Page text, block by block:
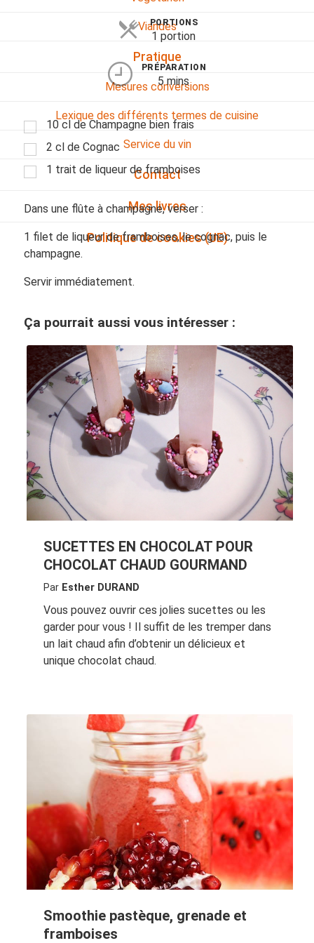
Viandes
Pratique
Mesures conversions
Lexique des différents termes de cuisine
Service du vin
Contact
Mes livres
Politique de cookies (UE)
PORTIONS
1 portion
PRÉPARATION
5 mins
10 cl de Champagne bien frais
2 cl de Cognac
1 trait de liqueur de framboises
Dans une flûte à champagne, verser :
1 filet de liqueur de framboises, le cognac, puis le
champagne.
Servir immédiatement.
Ça pourrait aussi vous intéresser :
SUCETTES EN CHOCOLAT POUR
CHOCOLAT CHAUD GOURMAND
Par Esther DURAND
Vous pouvez ouvrir ces jolies sucettes ou les
garder pour vous ! Il suffit de les tremper dans
un lait chaud afin d’obtenir un délicieux et
unique chocolat chaud.
Smoothie pastèque, grenade et
framboises